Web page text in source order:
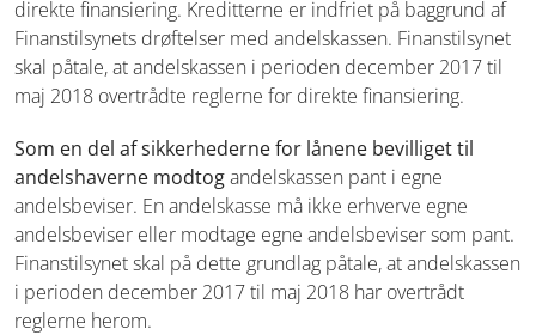
direkte finansiering. Kreditterne er indfriet på baggrund af
Finanstilsynets drøftelser med andelskassen. Finanstilsynet
skal påtale, at andelskassen i perioden december 2017 til
maj 2018 overtrådte reglerne for direkte finansiering.
Som en del af sikkerhederne for lånene bevilliget til
andelshaverne modtogandelskassen pant i egne
andelsbeviser. En andelskasse må ikke erhverve egne
andelsbeviser eller modtage egne andelsbeviser som pant.
Finanstilsynetskal på dette grundlag påtale, at andelskassen
i perioden december 2017til maj 2018 har overtrådt
reglerne herom.